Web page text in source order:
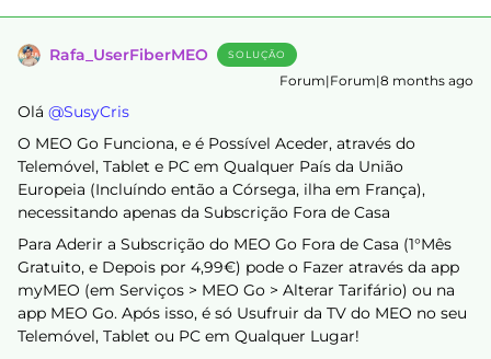
Rafa_UserFiberMEO SOLUÇÃO
Forum|Forum|8 months ago
Olá ​ @SusyCris
O MEO Go Funciona, e é Possível Aceder, através do
Telemóvel, Tablet e PC em Qualquer País da União
Europeia (Incluíndo então a Córsega, ilha em França),
necessitando apenas da Subscrição Fora de Casa
Para Aderir a Subscrição do MEO Go Fora de Casa (1°Mês
Gratuito, e Depois por 4,99€) pode o Fazer através da app
myMEO (em Serviços > MEO Go > Alterar Tarifário) ou na
app MEO Go. Após isso, é só Usufruir da TV do MEO no seu
Telemóvel, Tablet ou PC em Qualquer Lugar!